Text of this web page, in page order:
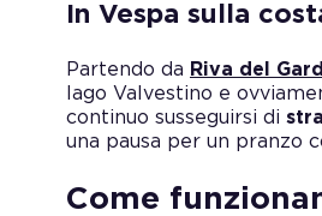
In Vespa sulla
Partendo da Riva del
lago Valvestino e
continuo susseguirsi di
una pausa per un pranzo
Come